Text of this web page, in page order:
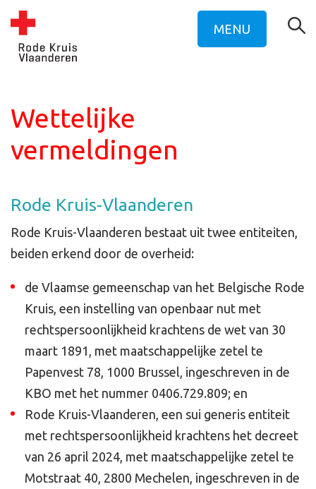
MENU
Wettelijke
vermeldingen
Rode Kruis-Vlaanderen
Rode Kruis-Vlaanderen bestaat uit twee entiteiten,
beiden erkend door de overheid:
de Vlaamse gemeenschap van het Belgische Rode
Kruis, een instelling van openbaar nut met
rechtspersoonlijkheid krachtens de wet van 30
maart 1891, met maatschappelijke zetel te
Papenvest 78, 1000 Brussel, ingeschreven in de
KBO met het nummer 0406.729.809; en
Rode Kruis-Vlaanderen, een sui generis entiteit
met rechtspersoonlijkheid krachtens het decreet
van 26 april 2024, met maatschappelijke zetel te
Motstraat 40, 2800 Mechelen, ingeschreven in de